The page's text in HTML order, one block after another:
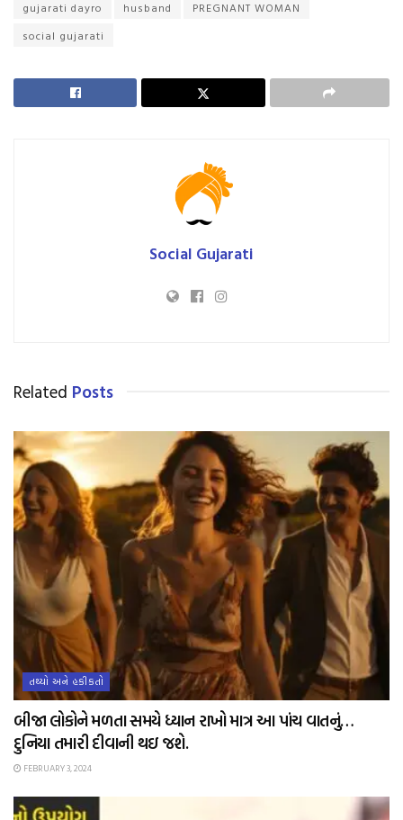
gujarati dayro husband
PREGNANT WOMAN
social gujarati
Social Gujarati
Related Posts
તથ્યો અને હકીકતો
બીજા લોકોને મળતા સમયે ધ્યાન રાખો માત્ર આ પાંચ વાતનું…
દુનિયા તમારી દીવાની થઇ જશે.
FEBRUARY 3, 2024